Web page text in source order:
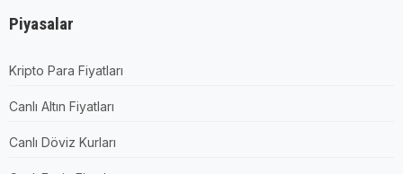
Piyasalar
Kripto Para Fiyatları
Canlı Altın Fiyatları
Canlı Döviz Kurları